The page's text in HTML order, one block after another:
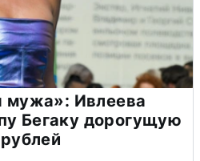
мужа»: Ивлеева
Бегаку дорогущую